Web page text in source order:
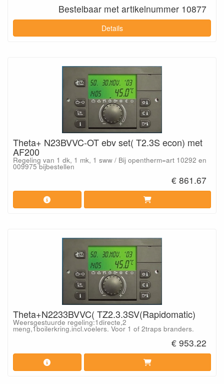
Bestelbaar met artikelnummer 10877
Details
Theta+ N23BVVC-OT ebv set( T2.3S econ) met
AF200
Regeling van 1 dk, 1 mk, 1 sww / Bij opentherm=art 10292 en
009975 bijbestellen
€ 861.67
Theta+N2233BVVC( TZ2.3.3SV(Rapidomatic)
Weersgestuurde regeling:1directe,2
meng,1boilerkring.incl.voelers. Voor 1 of 2traps branders.
€ 953.22